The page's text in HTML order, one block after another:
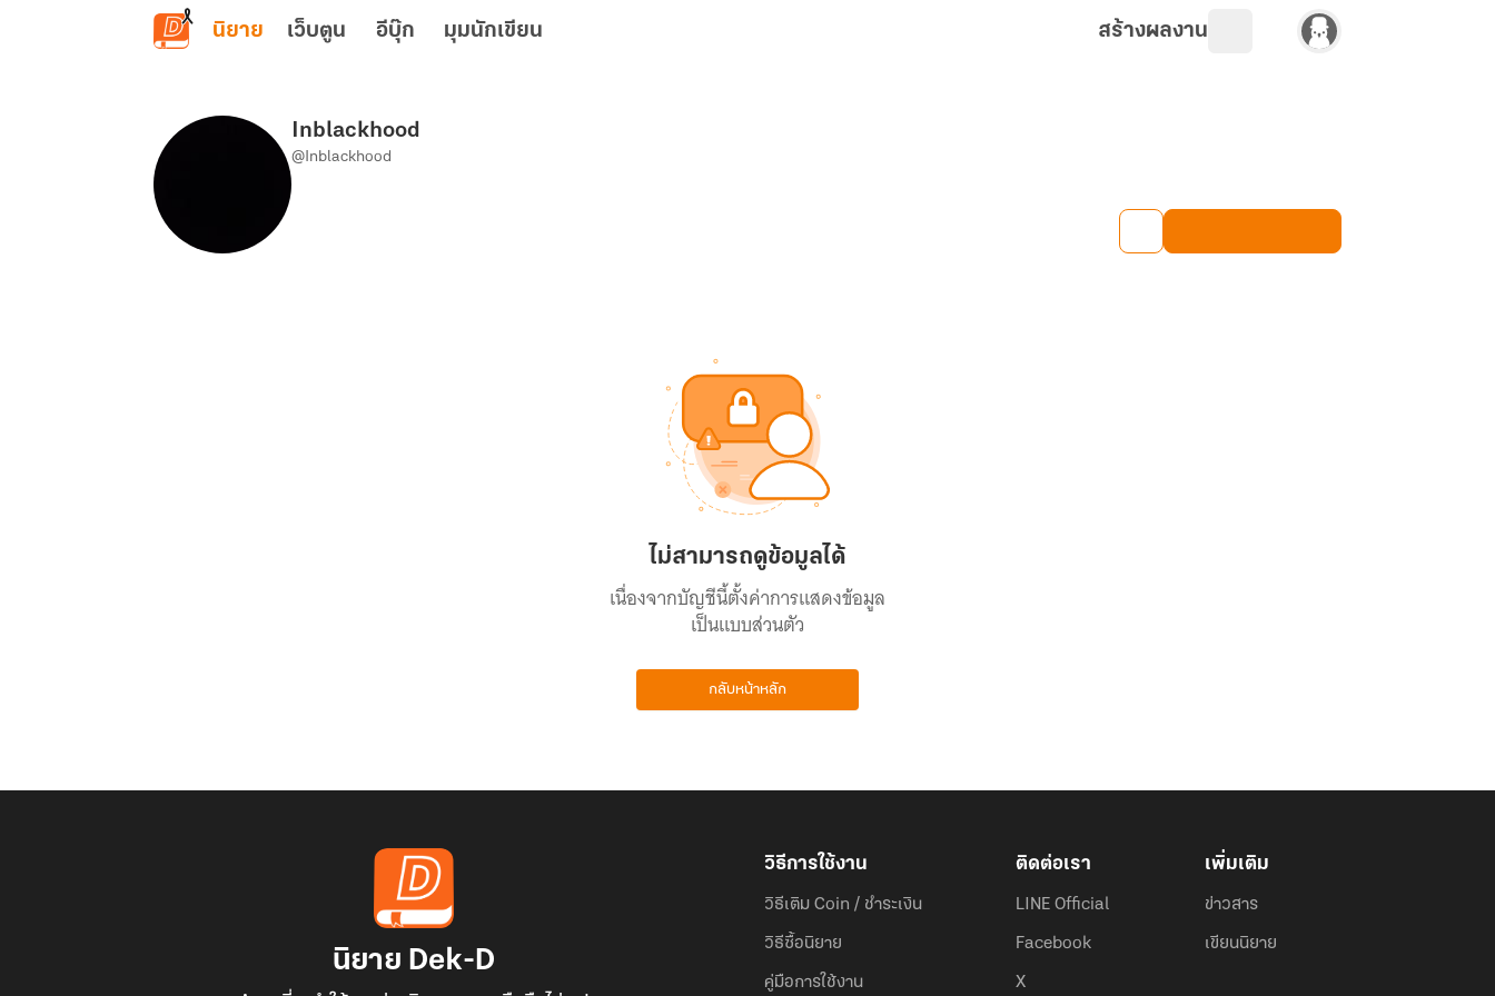
ข้ามไปยังเนื้อหาหลัก
นิยาย เว็บตูน อีบุ๊ก มุมนักเขียน สร้างผลงาน
Inblackhood
@Inblackhood
ไม่สามารถดูข้อมูลได้
เนื่องจากบัญชีนี้ตั้งค่าการแสดงข้อมูล
เป็นแบบส่วนตัว
กลับหน้าหลัก
นิยาย Dek-D
วิธีการใช้งาน
วิธีเติม Coin / ชำระเงิน
วิธีซื้อนิยาย
คู่มือการใช้งาน
ติดต่อเรา
LINE Official
Facebook
X
เพิ่มเติม
ข่าวสาร
เขียนนิยาย